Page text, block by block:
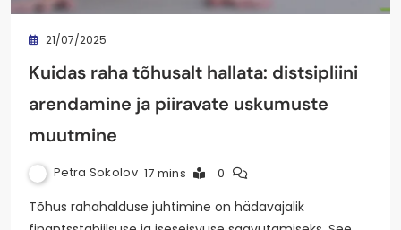
21/07/2025
Kuidas raha tõhusalt hallata: distsipliini
arendamine ja piiravate uskumuste
muutmine
Petra Sokolov 17 mins 0
Tõhus rahahalduse juhtimine on hädavajalik